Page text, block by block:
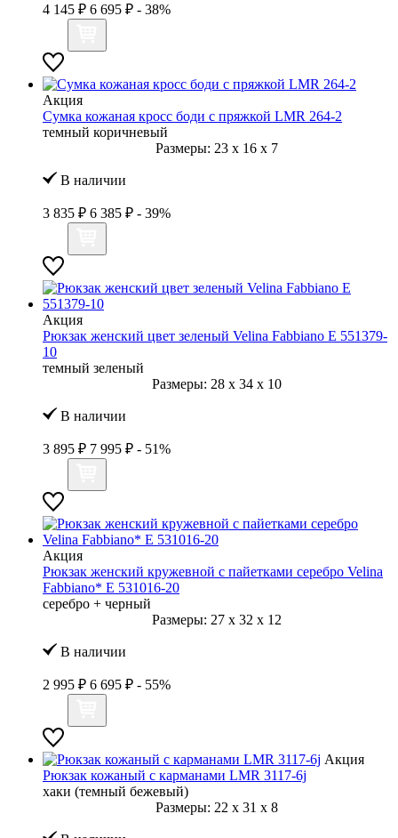
4 145 ₽ 6 695 ₽ - 38%
Акция
Сумка кожаная кросс боди с пряжкой LMR 264-2
темный коричневый
Размеры: 23 x 16 x 7
В наличии
3 835 ₽ 6 385 ₽ - 39%
Акция
Рюкзак женский цвет зеленый Velina Fabbiano E 551379-
10
темный зеленый
Размеры: 28 x 34 x 10
В наличии
3 895 ₽ 7 995 ₽ - 51%
Акция
Рюкзак женский кружевной с пайетками серебро Velina
Fabbiano* E 531016-20
серебро + черный
Размеры: 27 x 32 x 12
В наличии
2 995 ₽ 6 695 ₽ - 55%
Акция
Рюкзак кожаный с карманами LMR 3117-6j
хаки (темный бежевый)
Размеры: 22 x 31 x 8